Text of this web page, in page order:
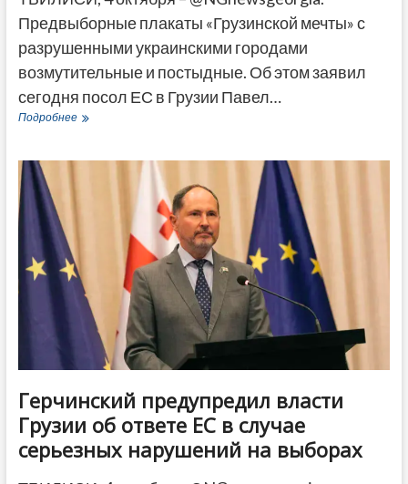
Предвыборные плакаты «Грузинской мечты» с
разрушенными украинскими городами
возмутительные и постыдные. Об этом заявил
сегодня посол ЕС в Грузии Павел…
Подробнее«Постыдно
предвыборных
плакатах
«Грузинской
мечты»
Герчинский предупредил власти
Грузии об ответе ЕС в случае
серьезных нарушений на выборах